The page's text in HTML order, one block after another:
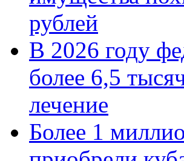
рублей
В 2026 году
более 6,5
лечение
Более 1